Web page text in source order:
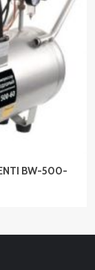
BW-500-